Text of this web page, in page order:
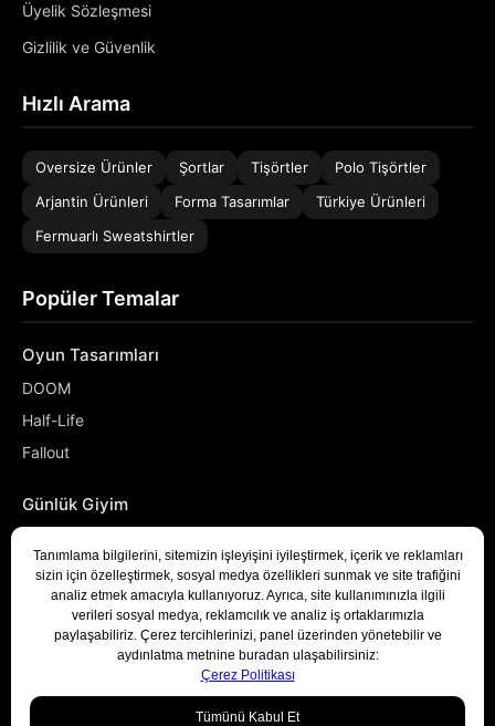
Üyelik Sözleşmesi
Gizlilik ve Güvenlik
Hızlı Arama
Oversize Ürünler Şortlar Tişörtler
Polo Tişörtler
Arjantin Ürünleri
Forma Tasarımlar
Türkiye Ürünleri
Fermuarlı Sweatshirtler
Popüler Temalar
Oyun Tasarımları
DOOM
Half-Life
Fallout
Günlük Giyim
Denizci
Developer